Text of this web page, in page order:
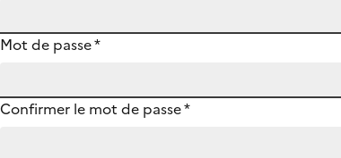
Mot de passe*
Confirmer le mot de passe*